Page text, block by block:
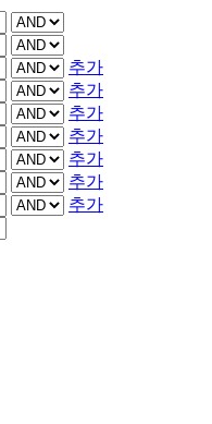
추가
추가
추가
추가
추가
추가
추가